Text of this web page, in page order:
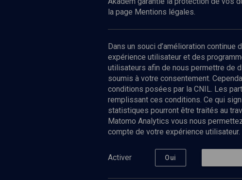
Nos Chaines
Culture
la page Mentions légales.
Dans un souci d’amélioration
expérience utilisateur et des
utilisateurs afin de nous permettre de
soumis à votre consentement.
conditions posées par la CNIL. Les
remplissant ces conditions. Ce qui
statistiques pourront être traités au
Matomo Analytics vous nous
compte de votre expérience utilisateur.
Activer Oui